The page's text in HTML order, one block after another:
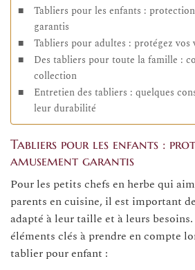
Tabliers pour les enfants :
garantis
Tabliers pour adultes : protégez vos
Des tabliers pour toute la famille :
collection
Entretien des tabliers : quelques
leur durabilité
Tabliers pour les enfants :
amusement garantis
Pour les petits chefs en herbe qui
parents en cuisine, il est important
adapté à leur taille et à leurs
éléments clés à prendre en compte
tablier pour enfant :